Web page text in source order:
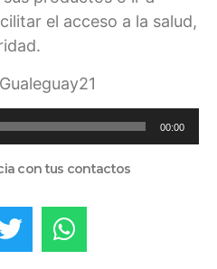
el acceso a la salud,
00:00
con tus contactos